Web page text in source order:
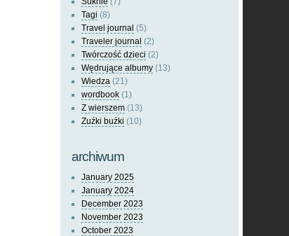
Tagi (8)
Travel journal (5)
Traveler journal (2)
Twórczość dzieci (2)
Wędrujące albumy (13)
Wiedza (21)
wordbook (1)
Z wierszem (13)
Zuźki buźki (10)
archiwum
January 2025
January 2024
December 2023
November 2023
October 2023